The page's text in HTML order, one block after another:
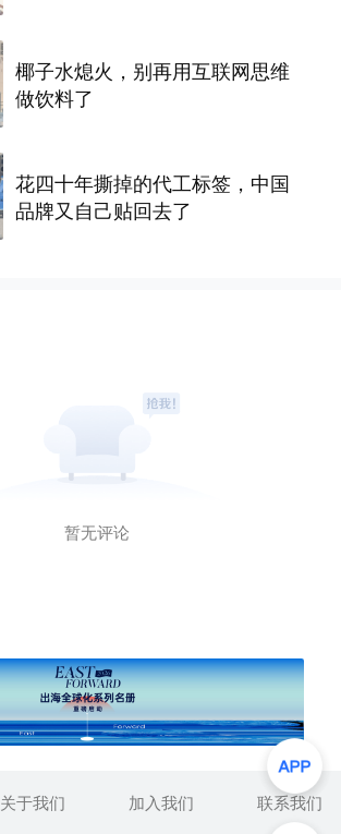
椰子水熄火，别再用互联网思维
做饮料了
花四十年撕掉的代工标签，中国
品牌又自己贴回去了
暂无评论
关于我们 加入我们
联系我们